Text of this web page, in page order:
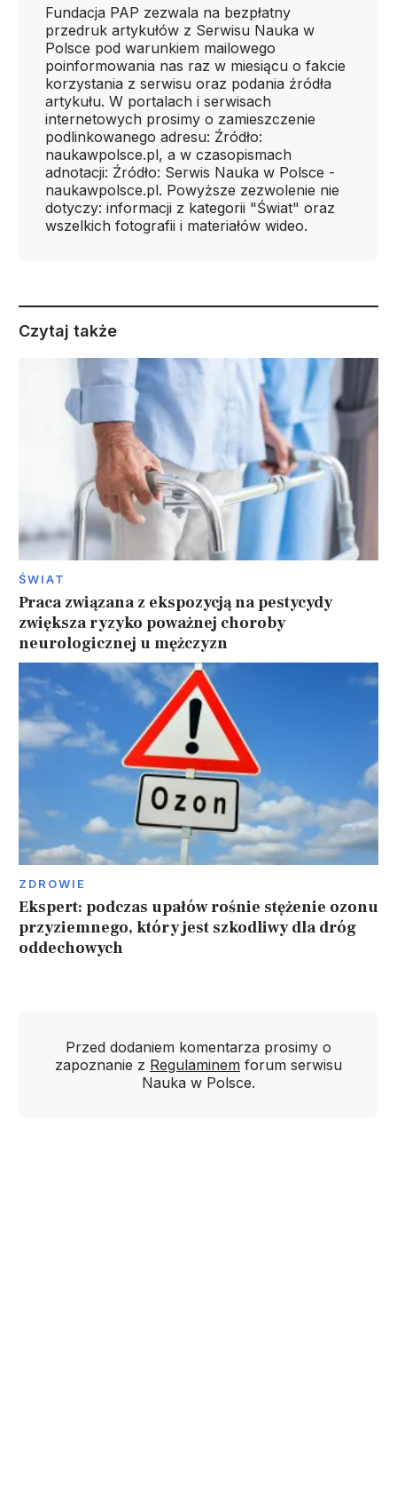
Fundacja PAP zezwala na bezpłatny
przedruk artykułów z Serwisu Nauka w
Polsce pod warunkiem mailowego
poinformowania nas raz w miesiącu o fakcie
korzystania z serwisu oraz podania źródła
artykułu. W portalach i serwisach
internetowych prosimy o zamieszczenie
podlinkowanego adresu: Źródło:
naukawpolsce.pl, a w czasopismach
adnotacji: Źródło: Serwis Nauka w Polsce -
naukawpolsce.pl. Powyższe zezwolenie nie
dotyczy: informacji z kategorii "Świat" oraz
wszelkich fotografii i materiałów wideo.
Czytaj także
ŚWIAT
Praca związana z ekspozycją na pestycydy
zwiększa ryzyko poważnej choroby
neurologicznej u mężczyzn
ZDROWIE
Ekspert: podczas upałów rośnie stężenie ozonu
przyziemnego, który jest szkodliwy dla dróg
oddechowych
Przed dodaniem komentarza prosimy o
zapoznanie z Regulaminem forum serwisu
Nauka w Polsce.